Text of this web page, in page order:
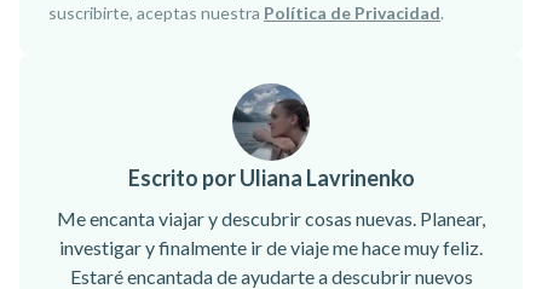
suscribirte, aceptas nuestra Política de Privacidad.
Escrito por Uliana Lavrinenko
Me encanta viajar y descubrir cosas nuevas. Planear,
investigar y finalmente ir de viaje me hace muy feliz.
Estaré encantada de ayudarte a descubrir nuevos